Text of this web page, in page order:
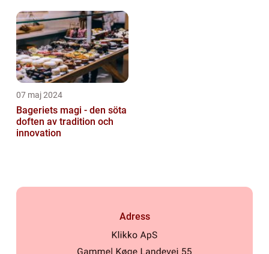
07 maj 2024
Bageriets magi - den söta
doften av tradition och
innovation
Adress